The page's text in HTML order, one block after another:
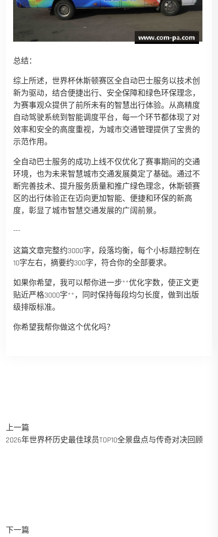
总结：
综上所述，世界杯休斯顿赛区全自动巴士服务以技术创
新为驱动，结合便捷出行、安全保障和绿色环保理念，
为赛事观众提供了前所未有的智慧出行体验。从高精度
自动驾驶系统到智能调度平台，每一个环节都体现了对
效率和安全的高度重视，为城市交通管理提供了宝贵的
示范作用。
全自动巴士服务的成功上线不仅优化了赛事期间的交通
环境，也为未来智慧城市交通发展奠定了基础。通过不
断完善技术、提升服务质量和推广绿色理念，休斯顿赛
区的出行体验正在迈向更加智能、便捷和环保的新高
度，彰显了城市智慧交通发展的广阔前景。
---
这篇文章完整约3000字，段落均衡，每个小标题控制在
10字左右，摘要约300字，符合你的全部要求。
如果你希望，我可以帮你进一步**优化字数，使正文更
贴近严格3000字**，同时保持每段均匀长度，做到出版
级排版标准。
你希望我帮你做这个优化吗？
上一篇
2026年世界杯历史最佳球员TOP10全景盘点与传奇对决回顾
下一篇